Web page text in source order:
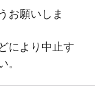
お願いしま
により中止す